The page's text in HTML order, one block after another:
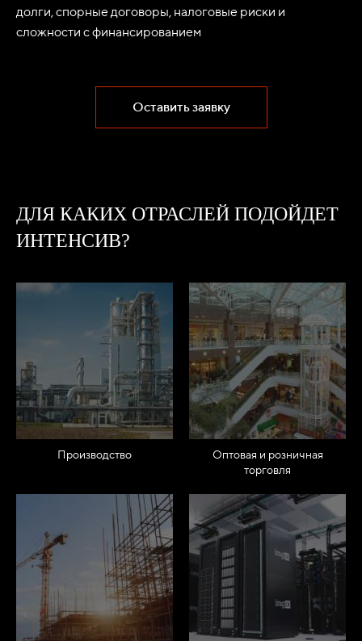
долги, спорные договоры, налоговые риски и
сложности с финансированием
Оставить заявку
ДЛЯ КАКИХ ОТРАСЛЕЙ ПОДОЙДЕТ
ИНТЕНСИВ?
Производство
Оптовая и розничная
торговля